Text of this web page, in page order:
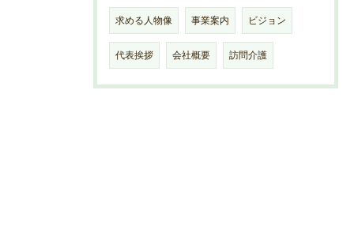
求める人物像 事業案内 ビジョン
代表挨拶 会社概要 訪問介護